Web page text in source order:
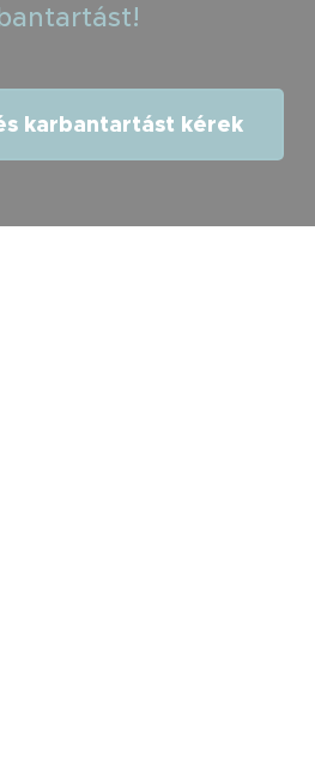
karbantartást kérek